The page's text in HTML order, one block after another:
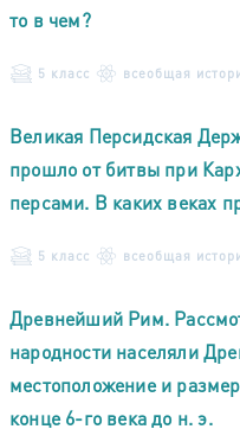
то в чем?
5 класс всеобщая
Великая Персидская
прошло от битвы при
персами. В каких веках
5 класс всеобщая
Древнейший Рим.
народности населяли
местоположение и
конце 6-го века до н. э.